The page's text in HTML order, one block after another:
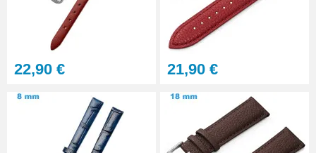
Gros pointeau de pose
manipulation bracelet montre
7,90 €
22,90 € 21,90 €